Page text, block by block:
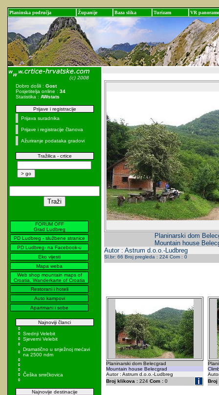
Planinska područja Županije Baza slika Turizam VR panorame
Dobro došli : Gost
Posjetitelja online : 34
Statistika : AWstats
Prijave i registracije
Prijava suradnika
Prijave i registracije članova
Ažuriranje podataka gradovi
Tražilica - crtice
FORUM OFF
Grad Ludbreg
PD Ludbreg - službene stranice
PD Ludbreg- na Facebook-u
Eko vijesti
Mapa weba
Web shop mountain maps of
Croatia, Wanderkarte of Croatia
Restorani i hoteli
Auto kampovi
Apartmani i sobe
Najnoviji članci
Srednji Velebit
Sjeverni Velebit
Dramatično u snježnoj mećavi
na 2500 ndm
Češka smrčkovica
Najnovije destinacije
Planinarski dom
Mountain house
Autor : Astrum d.o.o.-Ludbreg
Sl.br: 66 Broj pregleda : 224 Com : 0
Planinarski dom Belecgrad
Mountain house Belecgrad
Autor : Astrum d.o.o.-Ludbreg
Broj klikova :224 Com :0
Broj